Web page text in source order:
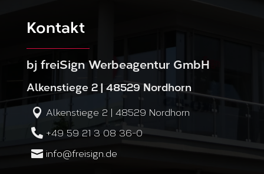
Kontakt
bj freiSign Werbeagentur GmbH
Alkenstiege 2 | 48529 Nordhorn
 Alkenstiege 2 | 48529 Nordhorn
 +49 59 21 3 08 36-0
 info@freisign.de